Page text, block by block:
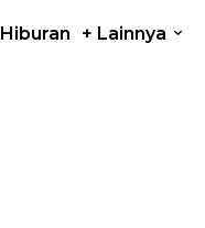
Hiburan + Lainnya